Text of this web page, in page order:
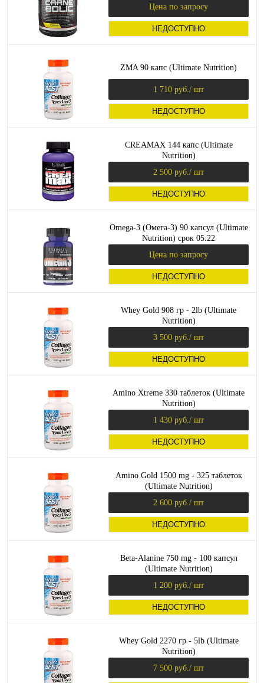
Цена по запросу
НЕДОСТУПНО
ZMA 90 капс (Ultimate Nutrition)
1 710 руб. / шт
НЕДОСТУПНО
CREAMAX 144 капс (Ultimate
Nutrition)
2 500 руб. / шт
НЕДОСТУПНО
Omega-3 (Омега-3) 90 капсул (Ultimate
Nutrition) срок 05.22
Цена по запросу
НЕДОСТУПНО
Whey Gold 908 гр - 2lb (Ultimate
Nutrition)
3 500 руб. / шт
НЕДОСТУПНО
Amino Xtreme 330 таблеток (Ultimate
Nutrition)
1 430 руб. / шт
НЕДОСТУПНО
Amino Gold 1500 mg - 325 таблеток
(Ultimate Nutrition)
2 600 руб. / шт
НЕДОСТУПНО
Beta-Alanine 750 mg - 100 капсул
(Ultimate Nutrition)
1 200 руб. / шт
НЕДОСТУПНО
Whey Gold 2270 гр - 5lb (Ultimate
Nutrition)
7 500 руб. / шт